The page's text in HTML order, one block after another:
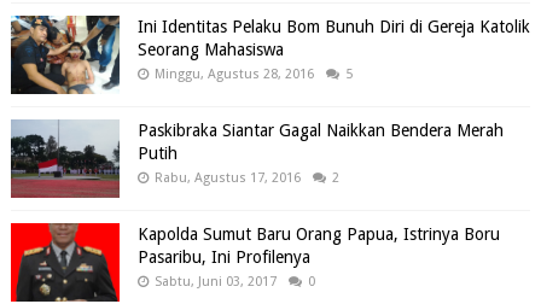
Ini Identitas Pelaku Bom Bunuh Diri di Gereja Katolik
Seorang Mahasiswa
Minggu, Agustus 28, 2016 5
Paskibraka Siantar Gagal Naikkan Bendera Merah
Putih
Rabu, Agustus 17, 2016 2
Kapolda Sumut Baru Orang Papua, Istrinya Boru
Pasaribu, Ini Profilenya
Sabtu, Juni 03, 2017 0